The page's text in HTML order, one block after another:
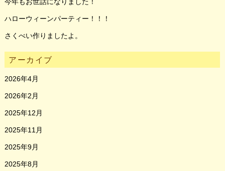
ハローウィーンパーティー！！！
さくべい作りましたよ。
アーカイブ
2026年4月
2026年2月
2025年12月
2025年11月
2025年9月
2025年8月